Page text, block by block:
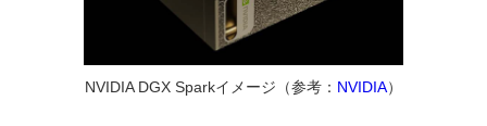
NVIDIA DGX Sparkイメージ（参考： NVIDIA）